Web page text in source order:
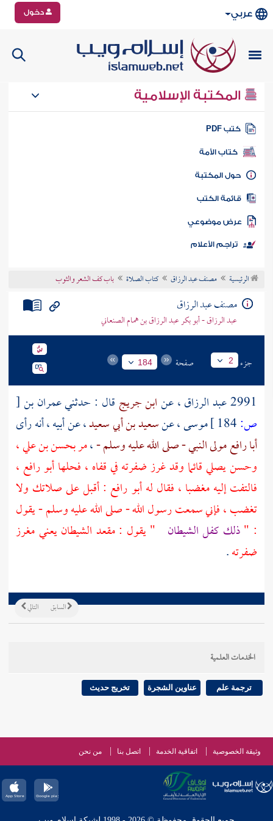
عربي دخول
المكتبة الإسلامية
كتب PDF
كتاب الأمة
المكتبة
الكتب
موضوعي
تراجم الأعلام
الرئيسية مصنف عبد الرزاق كتاب الصلاة باب كف الشعر والثوب
مصنف عبد الرزاق
عبد الرزاق - أبو بكر عبد الرزاق بن همام الصنعاني
جزء 2 صفحة 184
2991عبد الرزاق، عنابن جريج قال : حدثنيعمران بن[
ص:
موسى، عنسعيد بن أبي سعيد، عن أبيه ، أنه رأى
أبا رافع مولى النبي - صلى الله عليه وسلم -،مربحسن بن علي،
وحسنيصلي قائما وقد غرز ضفرته في قفاه ، فحلهاأبو رافع ،
فالتفت إليه مغضبا ، فقال لهأبو رافع : أقبل على صلاتك ولا
تغضب ، فإني سمعت رسول الله - صلى الله عليه وسلم - يقول
: "ذلك كفل الشيطان " يقول : مقعد الشيطان يعني مغرز
ضفرته.
التالي السابق
الخدمات العلمية
ترجمة علم عناوين الشجرة تخريج حديث
وثيقة الخصوصية اتفاقية الخدمة اتصل بنا من نحن